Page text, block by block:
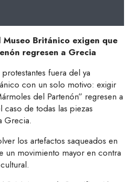
Británico exigen que
regresen a Grecia
fuera del ya
con un solo motivo: exigir
del Partenón” regresen a
de todas las piezas
Grecia.
los artefactos saqueados en
un movimiento mayor en contra